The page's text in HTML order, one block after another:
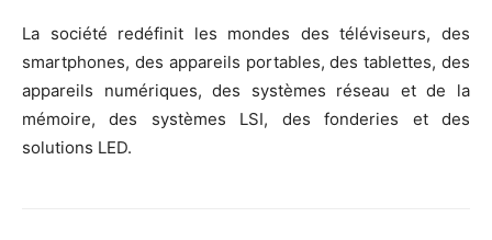
La société redéfinit les mondes des téléviseurs, des
smartphones, des appareils portables, des tablettes, des
appareils numériques, des systèmes réseau et de la
mémoire, des systèmes LSI, des fonderies et des
solutions LED.